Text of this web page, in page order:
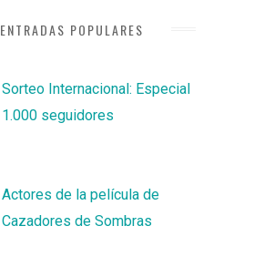
ENTRADAS POPULARES
Sorteo Internacional: Especial
1.000 seguidores
Actores de la película de
Cazadores de Sombras